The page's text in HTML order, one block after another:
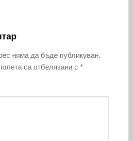
няма да бъде публикуван.
са отбелязани с *